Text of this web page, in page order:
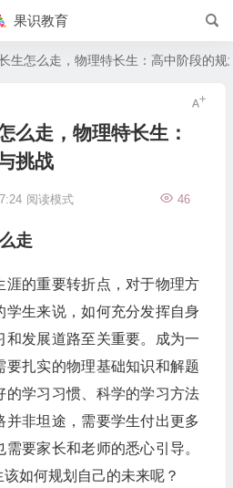
果识教育
生怎么走，物理特长生：高中阶段的规
么走，物理特长生：
挑战
46
阅读模式
走
涯的重要转折点，对于物理方
学生来说，如何充分发挥自身
和发展道路至关重要。成为一
要扎实的物理基础知识和解题
的学习习惯、科学的学习方法
并非坦途，需要学生付出更多
要家长和老师的悉心引导。
如何规划自己的未来呢？